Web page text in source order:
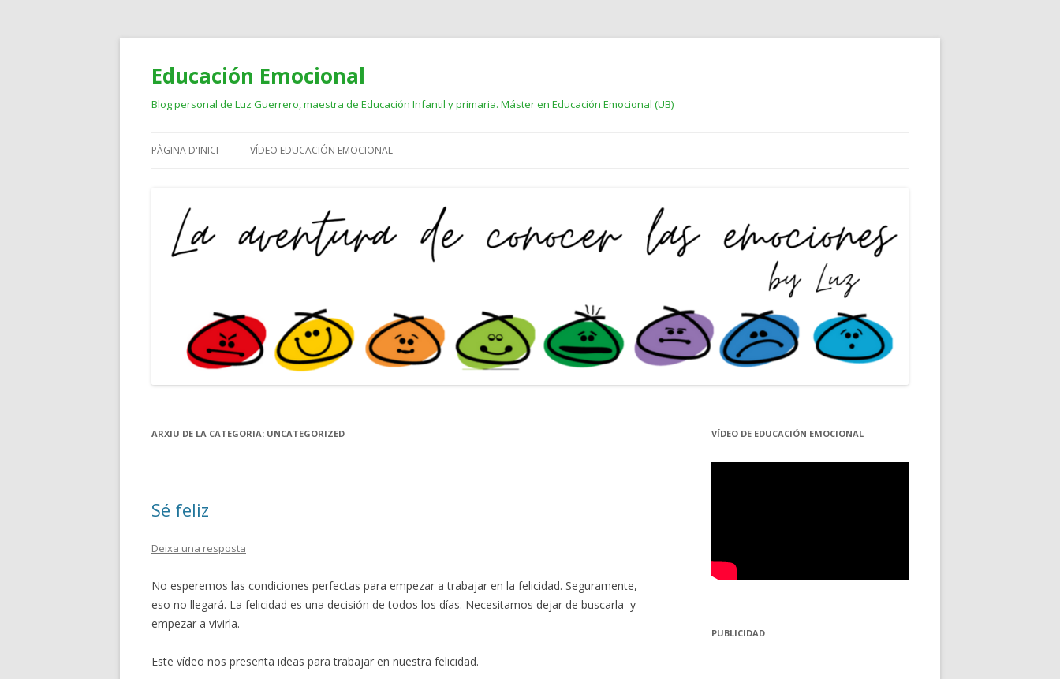
Educación Emocional
Blog personal de Luz Guerrero, maestra de Educación Infantil y primaria. Máster en Educación Emocional (UB)
PÀGINA D'INICI VÍDEO EDUCACIÓN EMOCIONAL
ARXIU DE LA CATEGORIA: UNCATEGORIZED
Sé feliz
Deixa una resposta
No esperemos las condiciones perfectas para empezar a trabajar en la felicidad. Seguramente,
eso no llegará. La felicidad es una decisión de todos los días. Necesitamos dejar de buscarla y
empezar a vivirla.
Este vídeo nos presenta ideas para trabajar en nuestra felicidad.
VÍDEO DE EDUCACIÓN EMOCIONAL
PUBLICIDAD